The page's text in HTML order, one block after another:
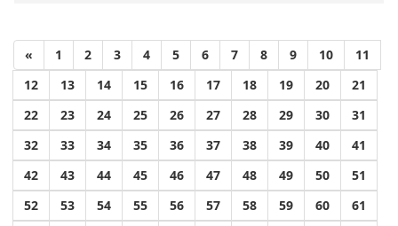
« 1 2 3 4 5 6 7 8 9 10
11
12
13 14 15 16 17 18 19 20
21
22
23 24 25 26 27 28 29 30
31
32
33 34 35 36 37 38 39 40
41
42
43 44 45 46 47 48 49 50
51
52
53 54 55 56 57 58 59 60
61